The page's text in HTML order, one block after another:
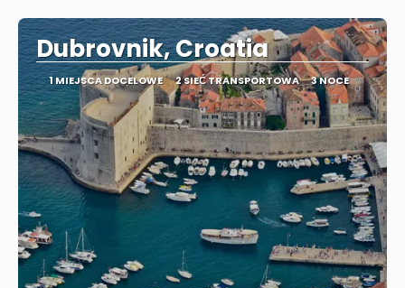
Dubrovnik, Croatia
1 MIEJSCA DOCELOWE 2 SIEĆ TRANSPORTOWA 3 NOCE